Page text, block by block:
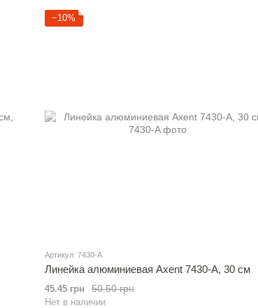
−10%
Артикул: 7430-A
Линейка алюминиевая Axent 7430-A, 30 см
50.50 грн
45.45 грн
Нет в наличии